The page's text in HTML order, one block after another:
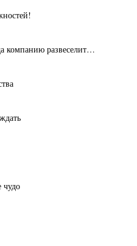
компанию развеселит…
чудо